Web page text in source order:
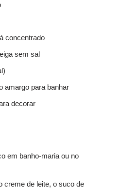
concentrado
sem sal
amargo para banhar
decorar
em banho-maria ou no
creme de leite, o suco de